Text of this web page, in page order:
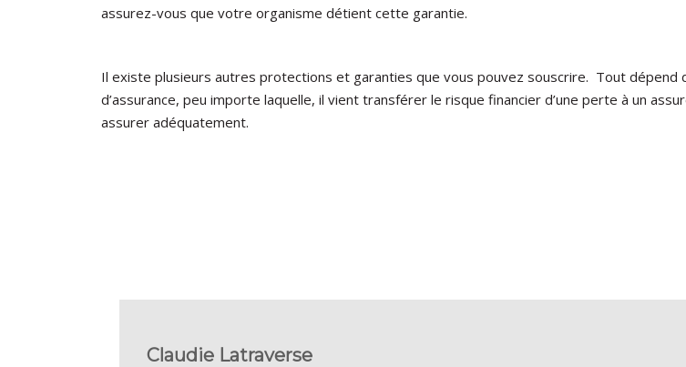
assurez-vous que votre organisme détient cette garantie.
Il existe plusieurs autres protections et garanties que vous pouvez souscrire. Tout
d’assurance, peu importe laquelle, il vient transférer le risque financier d’une perte à un
assurer adéquatement.
Claudie Latraverse